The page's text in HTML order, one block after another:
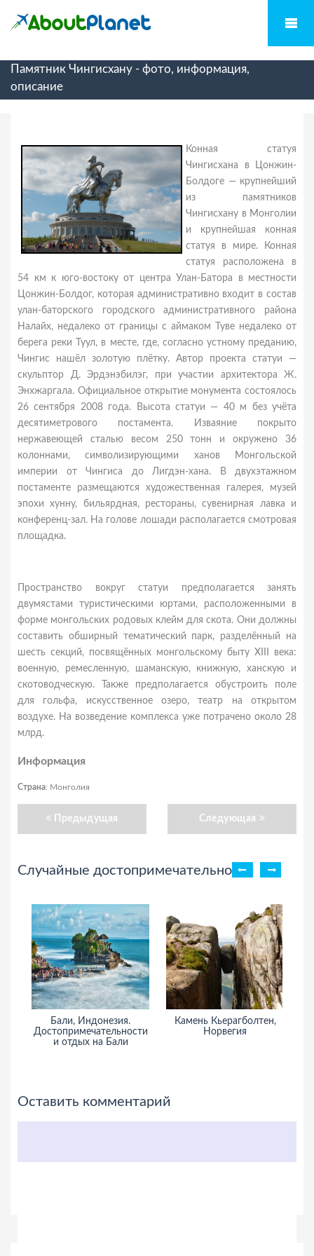
Памятник Чингисхану - фото, информация,
описание
Конная статуя
Чингисхана в Цонжин-
Болдоге — крупнейший
из памятников
Чингисхану в Монголии
и крупнейшая конная
статуя в мире. Конная
статуя расположена в
54 км к юго-востоку от центра Улан-Батора в местности
Цонжин-Болдог, которая административно входит в состав
улан-баторского городского административного района
Налайх, недалеко от границы с аймаком Туве недалеко от
берега реки Туул, в месте, где, согласно устному преданию,
Чингис нашёл золотую плётку. Автор проекта статуи —
скульптор Д. Эрдэнэбилэг, при участии архитектора Ж.
Энхжаргала. Официальное открытие монумента состоялось
26 сентября 2008 года. Высота статуи — 40 м без учёта
десятиметрового постамента. Изваяние покрыто
нержавеющей сталью весом 250 тонн и окружено 36
колоннами, символизирующими ханов Монгольской
империи от Чингиса до Лигдэн-хана. В двухэтажном
постаменте размещаются художественная галерея, музей
эпохи хунну, бильярдная, рестораны, сувенирная лавка и
конференц-зал. На голове лошади располагается смотровая
площадка.
Пространство вокруг статуи предполагается занять
двумястами туристическими юртами, расположенными в
форме монгольских родовых клейм для скота. Они должны
составить обширный тематический парк, разделённый на
шесть секций, посвящённых монгольскому быту XIII века:
военную, ремесленную, шаманскую, книжную, ханскую и
скотоводческую. Также предполагается обустроить поле
для гольфа, искусственное озеро, театр на открытом
воздухе. На возведение комплекса уже потрачено около 28
млрд.
Информация
Страна: Монголия
Предыдущая Следующая
Случайные достопримечательности
Бали, Индонезия.
Достопримечательности
и отдых на Бали
Камень Кьерагболтен,
Норвегия
Оставить комментарий